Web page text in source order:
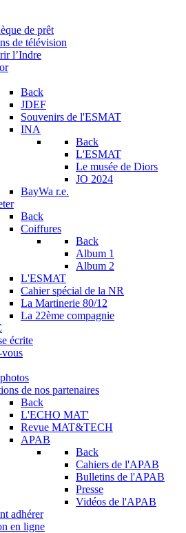
de prêt
de télévision
l’Indre
Back
JDEF
Souvenirs de l'ESMAT
INA
Back
L'ESMAT
Le musée de Diors
JO 2024
BayWa r.e.
Back
Coiffures
Back
Album 1
Album 2
L'ESMAT
Cahier spécial de la NR
La Martinerie 80/12
La 22ème compagnie
écrite
de nos partenaires
Back
L'ECHO MAT'
Revue MAT&TECH
APAB
Back
Cahiers de l'APAB
Bulletins de l'APAB
Presse
Vidéos de l'APAB
adhérer
en ligne